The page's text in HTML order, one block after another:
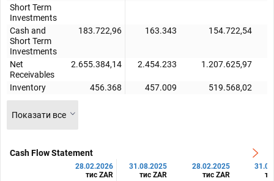
Short Term
Investments
Cash and
Short Term
Investments
183.722,96 163.343 154.722,54
Net
Receivables
2.655.384,14 2.454.233 1.207.625,97
Inventory 456.368 457.009 519.568,02
Показати все
Cash Flow Statement
28.02.2026
тис ZAR
31.08.2025
тис ZAR
28.02.2025
тис ZAR